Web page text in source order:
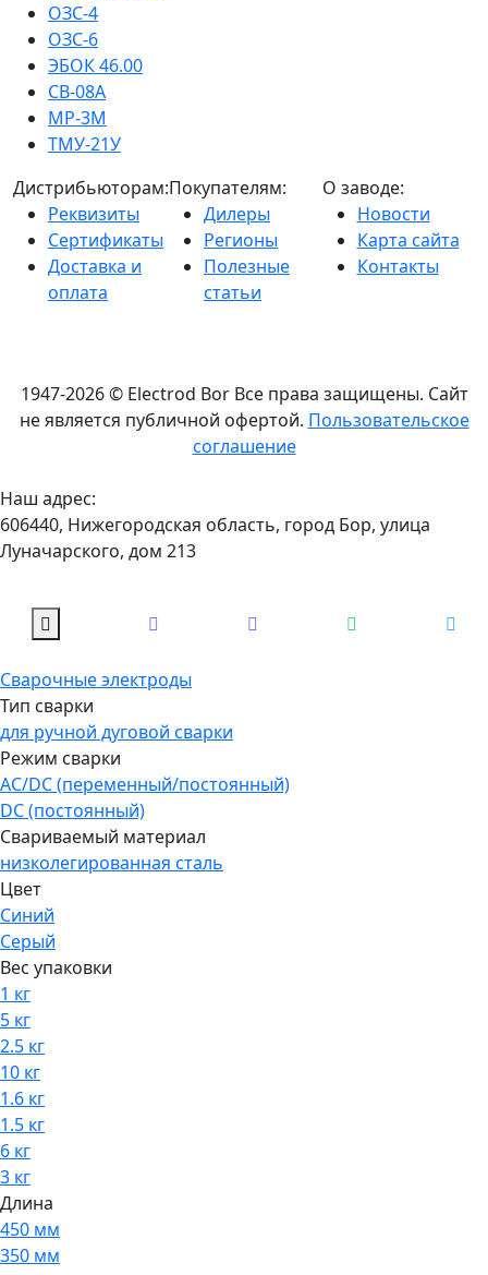
ОЗС-4
ОЗС-6
ЭБОК 46.00
СВ-08А
МР-3М
ТМУ-21У
Дистрибьюторам:
Реквизиты
Сертификаты
Доставка и
оплата
Покупателям:
Дилеры
Регионы
Полезные
статьи
О заводе:
Новости
Карта сайта
Контакты
1947-2026 © Electrod Bor Все права защищены. Сайт
не является публичной офертой. Пользовательское
соглашение
Наш адрес:
606440, Нижегородская область, город Бор, улица
Луначарского, дом 213
Сварочные электроды
Тип сварки
для ручной дуговой сварки
Режим сварки
AC/DC (переменный/постоянный)
DC (постоянный)
Свариваемый материал
низколегированная сталь
Цвет
Синий
Серый
Вес упаковки
1 кг
5 кг
2.5 кг
10 кг
1.6 кг
1.5 кг
6 кг
3 кг
Длина
450 мм
350 мм